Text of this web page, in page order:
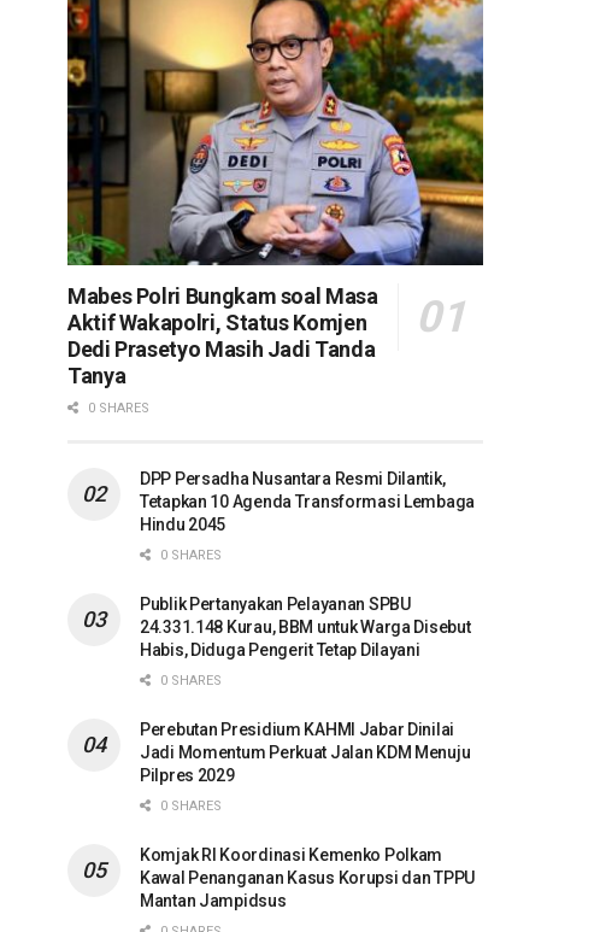
Mabes Polri Bungkam soal Masa
Aktif Wakapolri, Status Komjen
Dedi Prasetyo Masih Jadi Tanda
Tanya
0 SHARES
DPP Persadha Nusantara Resmi Dilantik,
Tetapkan 10 Agenda Transformasi Lembaga
Hindu 2045
0 SHARES
Publik Pertanyakan Pelayanan SPBU
24.331.148 Kurau, BBM untuk Warga Disebut
Habis, Diduga Pengerit Tetap Dilayani
0 SHARES
Perebutan Presidium KAHMI Jabar Dinilai
Jadi Momentum Perkuat Jalan KDM Menuju
Pilpres 2029
0 SHARES
Komjak RI Koordinasi Kemenko Polkam
Kawal Penanganan Kasus Korupsi dan TPPU
Mantan Jampidsus